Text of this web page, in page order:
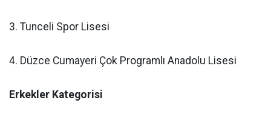
3. Tunceli Spor Lisesi
4. Düzce Cumayeri Çok Programlı Anadolu Lisesi
Erkekler Kategorisi